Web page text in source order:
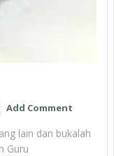
Add Comment
lain dan bukalah
Guru